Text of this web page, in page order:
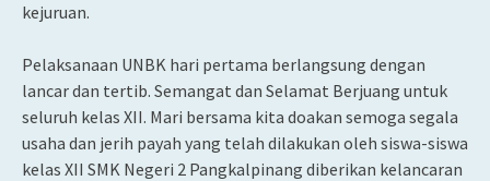
kejuruan.
Pelaksanaan UNBK hari pertama berlangsung dengan
lancar dan tertib. Semangat dan Selamat Berjuang untuk
seluruh kelas XII. Mari bersama kita doakan semoga segala
usaha dan jerih payah yang telah dilakukan oleh siswa-siswa
kelas XII SMK Negeri 2 Pangkalpinang diberikan kelancaran